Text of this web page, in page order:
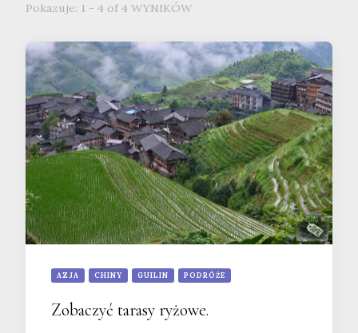
Pokazuje: 1 - 4 of 4 WYNIKÓW
AZJA CHINY GUILIN PODRÓŻE
Zobaczyć tarasy ryżowe.